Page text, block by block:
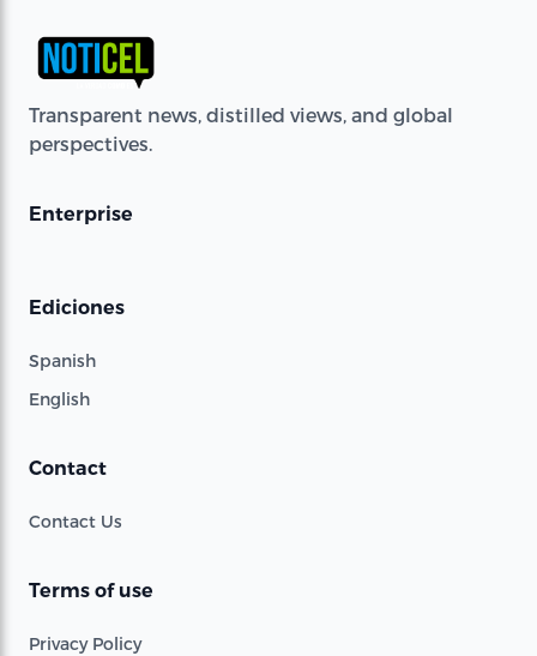
Transparent news, distilled views, and global
perspectives.
Enterprise
Ediciones
Spanish
English
Contact
Contact Us
Terms of use
Privacy Policy